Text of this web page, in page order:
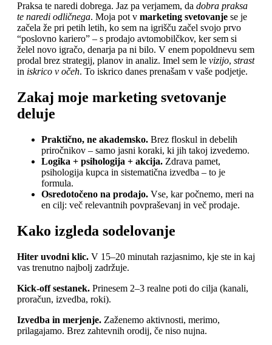
Praksa te naredi dobrega. Jaz pa verjamem, da dobra praksa
te naredi odličnega. Moja pot v marketing svetovanje se je
začela že pri petih letih, ko sem na igrišču začel svojo prvo
“poslovno kariero” – s prodajo avtomobilčkov, ker sem si
želel novo igračo, denarja pa ni bilo. V enem popoldnevu sem
prodal brez strategij, planov in analiz. Imel sem le vizijo, strast
in iskrico v očeh. To iskrico danes prenašam v vaše podjetje.
Zakaj moje marketing svetovanje
deluje
Praktično, ne akademsko. Brez floskul in debelih
priročnikov – samo jasni koraki, ki jih takoj izvedemo.
Logika + psihologija + akcija. Zdrava pamet,
psihologija kupca in sistematična izvedba – to je
formula.
Osredotočeno na prodajo. Vse, kar počnemo, meri na
en cilj: več relevantnih povpraševanj in več prodaje.
Kako izgleda sodelovanje
Hiter uvodni klic. V 15–20 minutah razjasnimo, kje ste in kaj
vas trenutno najbolj zadržuje.
Kick-off sestanek. Prinesem 2–3 realne poti do cilja (kanali,
proračun, izvedba, roki).
Izvedba in merjenje. Zaženemo aktivnosti, merimo,
prilagajamo. Brez zahtevnih orodij, če niso nujna.